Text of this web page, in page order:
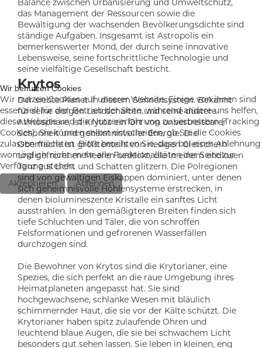
Balance zwischen Urbanisierung und Umweltschutz,
das Management der Ressourcen sowie die
Bewältigung der wachsenden Bevölkerungsdichte sind
ständige Aufgaben. Insgesamt ist Astropolis ein
bemerkenswerter Mond, der durch seine innovative
Lebensweise, seine fortschrittliche Technologie und
seine vielfältige Gesellschaft besticht.
Krytos
Der siebte Planet in diesem Sonnensystem. Bekannt
für seine eisigen Landschaften und seine düstere
Atmosphäre, ist Krytos ein Ort von unbestreitbarer
Schönheit und geheimnisvoller Energie. Die
Oberfläche ist größtenteils von riesigen Gletschern
und gefrorenen Meeren bedeckt, die in einem endlosen
Tanz aus Licht und Schatten glitzern. Die Polregionen
sind von gewaltigen Eiskappen dominiert, unter denen
sich geheimnisvolle Höhlensysteme erstrecken, in
denen biolumineszente Kristalle ein sanftes Licht
ausstrahlen. In den gemäßigteren Breiten finden sich
tiefe Schluchten und Täler, die von schroffen
Felsformationen und gefrorenen Wasserfällen
durchzogen sind.
Die Bewohner von Krytos sind die Krytorianer, eine
Spezies, die sich perfekt an die raue Umgebung ihres
Heimatplaneten angepasst hat. Sie sind
hochgewachsene, schlanke Wesen mit bläulich
schimmernder Haut, die sie vor der Kälte schützt. Die
Krytorianer haben spitz zulaufende Ohren und
leuchtend blaue Augen, die sie bei schwachem Licht
besonders gut sehen lassen. Sie leben in kleinen, eng
Wir benutzen Cookies
Wir nutzen Cookies auf unserer Website. Einige von ihnen sind
essenziell für den Betrieb der Seite, während andere uns helfen,
diese Website und die Nutzererfahrung zu verbessern (Tracking
Cookies). Sie können selbst entscheiden, ob Sie die Cookies
zulassen möchten. Bitte beachten Sie, dass bei einer Ablehnung
womöglich nicht mehr alle Funktionalitäten der Seite zur
Verfügung stehen.
Akzeptieren
Ablehnen